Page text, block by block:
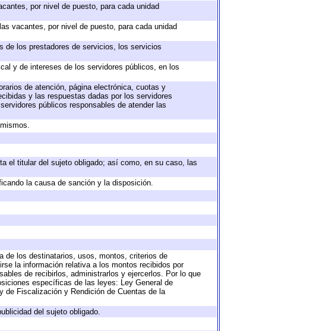
por nivel de puesto, para cada unidad
vacantes, por nivel de puesto, para cada unidad
de los prestadores de servicios, los servicios
y de intereses de los servidores públicos, en los
de atención, página electrónica, cuotas y
y las respuestas dadas por los servidores
públicos responsables de atender las
el titular del sujeto obligado; así como, en su caso, las
la causa de sanción y la disposición.
de los destinatarios, usos, montos, criterios de
la información relativa a los montos recibidos por
de recibirlos, administrarlos y ejercerlos. Por lo que
específicas de las leyes: Ley General de
de Fiscalización y Rendición de Cuentas de la
del sujeto obligado.